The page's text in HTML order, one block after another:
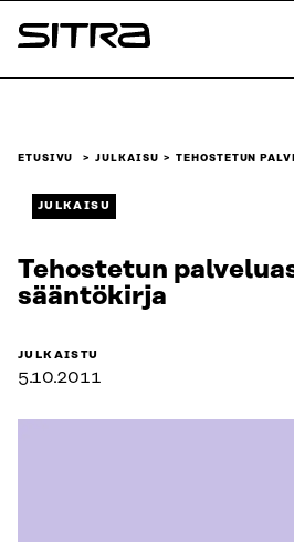
Siirry
suoraan
Sitra
ETUSIVU JULKAISU TEHOSTETUN
JULKAISU
Tehostetun
sääntökirja
JULKAISTU
5.10.2011